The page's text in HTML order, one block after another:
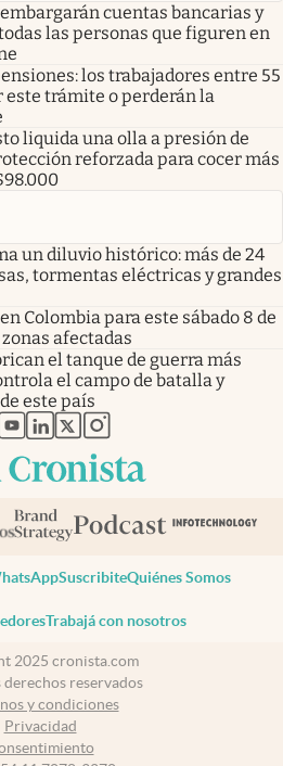
cuentas bancarias y
las personas que figuren en
los trabajadores entre 55
este trámite o perderán la
liquida una olla a presión de
reforzada para cocer más
un diluvio histórico: más de 24
tormentas eléctricas y grandes
Colombia para este sábado 8 de
afectadas
el tanque de guerra más
el campo de batalla y
este país
en nueva pestaña
abre en nueva pestaña
abre en nueva pestaña
abre en nueva pestaña
abre en nueva pestaña
SuscribiteQuiénes Somos
Trabajá con nosotros
2025 cronista.com
derechos reservados
y condiciones
Privacidad